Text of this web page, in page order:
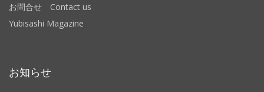
お問合せ Contact us
Yubisashi Magazine
お知らせ